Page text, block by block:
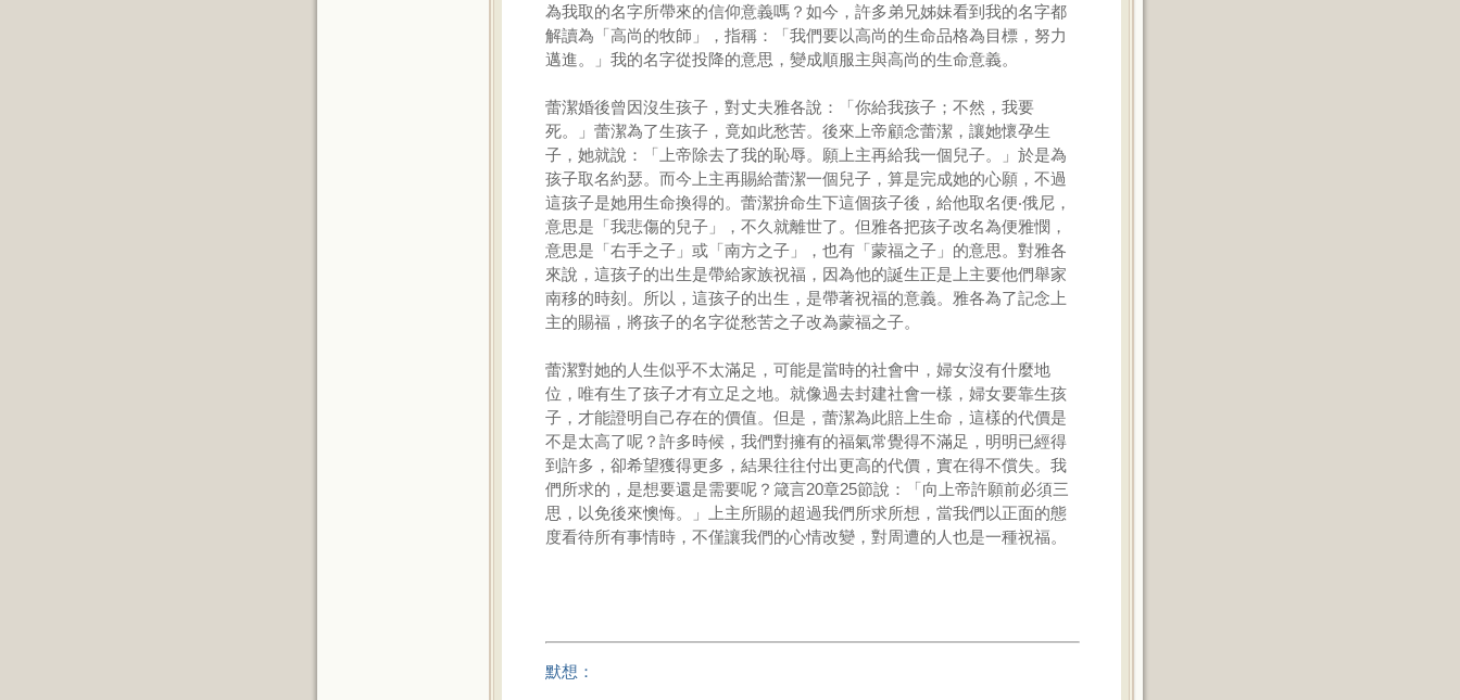
為我取的名字所帶來的信仰意義嗎？如今，許多弟兄姊妹看到我的名字都
解讀為「高尚的牧師」，指稱：「我們要以高尚的生命品格為目標，努力
邁進。」我的名字從投降的意思，變成順服主與高尚的生命意義。
蕾潔婚後曾因沒生孩子，對丈夫雅各說：「你給我孩子；不然，我要
死。」蕾潔為了生孩子，竟如此愁苦。後來上帝顧念蕾潔，讓她懷孕生
子，她就說：「上帝除去了我的恥辱。願上主再給我一個兒子。」於是為
孩子取名約瑟。而今上主再賜給蕾潔一個兒子，算是完成她的心願，不過
這孩子是她用生命換得的。蕾潔拚命生下這個孩子後，給他取名便‧俄尼，
意思是「我悲傷的兒子」，不久就離世了。但雅各把孩子改名為便雅憫，
意思是「右手之子」或「南方之子」，也有「蒙福之子」的意思。對雅各
來說，這孩子的出生是帶給家族祝福，因為他的誕生正是上主要他們舉家
南移的時刻。所以，這孩子的出生，是帶著祝福的意義。雅各為了記念上
主的賜福，將孩子的名字從愁苦之子改為蒙福之子。
蕾潔對她的人生似乎不太滿足，可能是當時的社會中，婦女沒有什麼地
位，唯有生了孩子才有立足之地。就像過去封建社會一樣，婦女要靠生孩
子，才能證明自己存在的價值。但是，蕾潔為此賠上生命，這樣的代價是
不是太高了呢？許多時候，我們對擁有的福氣常覺得不滿足，明明已經得
到許多，卻希望獲得更多，結果往往付出更高的代價，實在得不償失。我
們所求的，是想要還是需要呢？箴言20章25節說：「向上帝許願前必須三
思，以免後來懊悔。」上主所賜的超過我們所求所想，當我們以正面的態
度看待所有事情時，不僅讓我們的心情改變，對周遭的人也是一種祝福。
默想：